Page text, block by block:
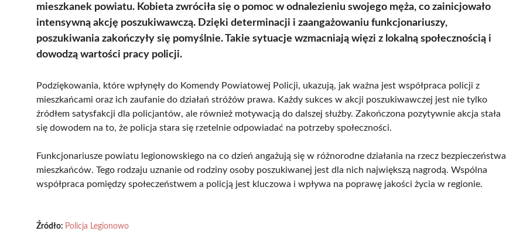
mieszkanek powiatu. Kobieta zwróciła się o pomoc w odnalezieniu swojego męża, co zainicjowało
intensywną akcję poszukiwawczą. Dzięki determinacji i zaangażowaniu funkcjonariuszy,
poszukiwania zakończyły się pomyślnie. Takie sytuacje wzmacniają więzi z lokalną społecznością i
dowodzą wartości pracy policji.
Podziękowania, które wpłynęły do Komendy Powiatowej Policji, ukazują, jak ważna jest współpraca policji z
mieszkańcami oraz ich zaufanie do działań stróżów prawa. Każdy sukces w akcji poszukiwawczej jest nie tylko
źródłem satysfakcji dla policjantów, ale również motywacją do dalszej służby. Zakończona pozytywnie akcja stała
się dowodem na to, że policja stara się rzetelnie odpowiadać na potrzeby społeczności.
Funkcjonariusze powiatu legionowskiego na co dzień angażują się w różnorodne działania na rzecz bezpieczeństwa
mieszkańców. Tego rodzaju uznanie od rodziny osoby poszukiwanej jest dla nich największą nagrodą. Wspólna
współpraca pomiędzy społeczeństwem a policją jest kluczowa i wpływa na poprawę jakości życia w regionie.
Źródło: Policja Legionowo